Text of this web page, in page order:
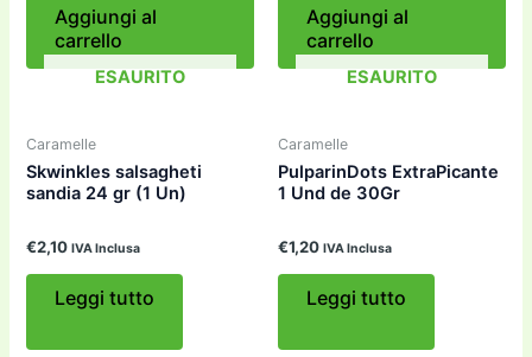
Aggiungi al
carrello
Aggiungi al
carrello
ESAURITO
Caramelle
Skwinkles salsagheti
sandia 24 gr (1 Un)
€2,10 IVA Inclusa
Leggi tutto
ESAURITO
Caramelle
PulparinDots ExtraPicante
1 Und de 30Gr
€1,20 IVA Inclusa
Leggi tutto